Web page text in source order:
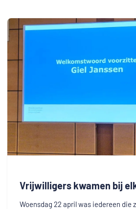
Vrijwilligers kwamen bij
Woensdag 22 april was iedereen die